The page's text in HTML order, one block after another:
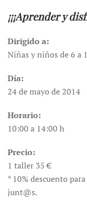
¡¡¡Aprender y
Dirigido a:
Niñas y niños de 6 a
Día:
24 de mayo de 2014
Horario:
10:00 a 14:00 h
Precio:
1 taller 35 €
* 10% descuento
junt@s.